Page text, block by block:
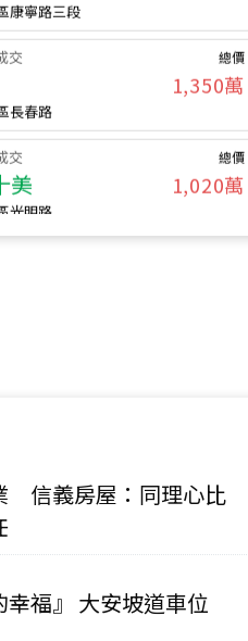
交
春路
總價
1,350萬
交
明路
總價
1,020萬
交 總價
環河西路二段
5,800萬
信義房屋：同理心比
福』 大安坡道車位